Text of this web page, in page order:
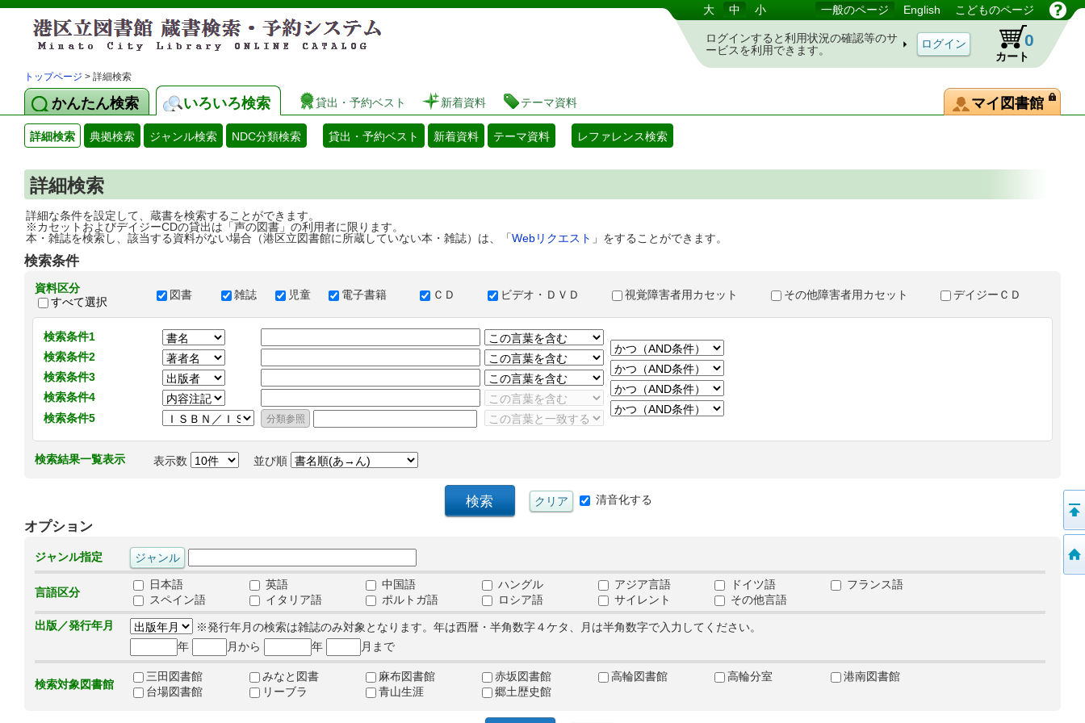
港区立図書館 蔵書検索・予約システム 大 中 小 一般のページ English こどものページ
ログインすると利用状況の確認等のサ
ービスを利用できます。
カート
0
トップページ > 詳細検索
かんたん検索 いろいろ検索 貸出・予約ベスト 新着資料 テーマ資料 マイ図書館
詳細検索 典拠検索 ジャンル検索 NDC分類検索 貸出・予約ベスト 新着資料 テーマ資料 レファレンス検索
詳細検索
詳細な条件を設定して、蔵書を検索することができます。
※カセットおよびデイジーCDの貸出は「声の図書」の利用者に限ります。
本・雑誌を検索し、該当する資料がない場合（港区立図書館に所蔵していない本・雑誌）は、「Webリクエスト 」をすることができます。
検索条件
資料区分
すべて選択
図書 雑誌 児童 電子書籍 ＣＤ ビデオ・ＤＶＤ 視覚障害者用カセット その他障害者用カセット デイジーＣＤ
検索条件1
検索条件2
検索条件3
検索条件4
検索条件5
検索結果一覧表示 表示数 並び順
清音化する
オプション
ジャンル指定
言語区分
日本語 英語 中国語 ハングル アジア言語 ドイツ語
フランス語
スペイン語
イタリア語 ポルトガ語 ロシア語 サイレント
その他言語
出版／発行年月
※発行年月の検索は雑誌のみ対象となります。年は西暦・半角数字４ケタ、月は半角数字で入力してください。
年
月から 年 月まで
検索対象図書館
三田図書館 みなと図書 麻布図書館 赤坂図書館 高輪図書館 高輪分室
港南図書館
台場図書館
リーブラ 青山生涯 郷土歴史館